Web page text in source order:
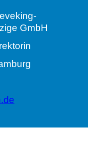
GmbH